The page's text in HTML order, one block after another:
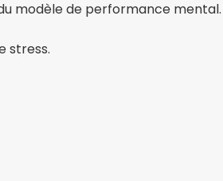
modèle de performance mental.
stress.